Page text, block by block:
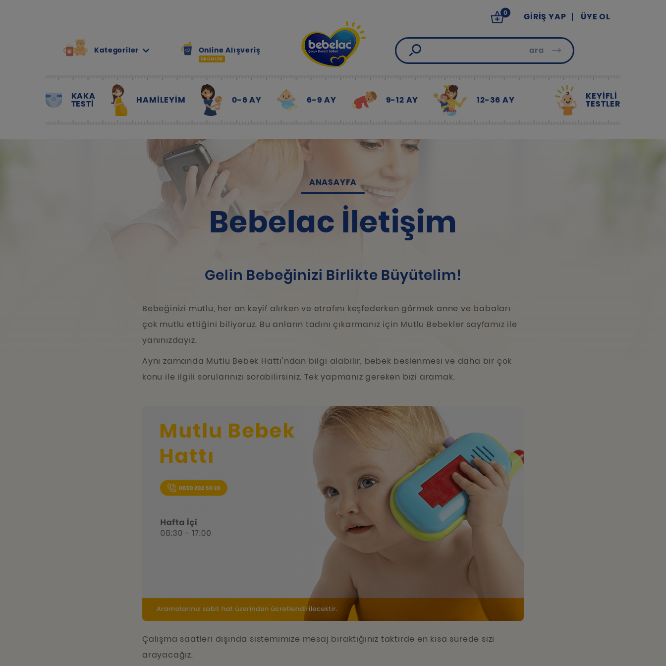
Kategoriler Online Alışveriş
ÜRÜNLER
ara
0 GIRIŞ YAP ÜYE OL
KAKA
TESTİ HAMILEYIM 0-6 AY 6-9 AY 9-12 AY 12-36 AY KEYİFLİ
TESTLER
ANASAYFA
Bebelac İletişim
Gelin Bebeğinizi Birlikte Büyütelim!
Bebeğinizi mutlu, her an keyif alırken ve etrafını keşfederken görmek anne ve babaları
çok mutlu ettiğini biliyoruz. Bu anların tadını çıkarmanız için Mutlu Bebekler sayfamız ile
yanınızdayız.
Aynı zamanda Mutlu Bebek Hattı'ndan bilgi alabilir, bebek beslenmesi ve daha bir çok
konu ile ilgili sorularınızı sorabilirsiniz. Tek yapmanız gereken bizi aramak.
Çalışma saatleri dışında sistemimize mesaj bıraktığınız taktirde en kısa sürede sizi
arayacağız.